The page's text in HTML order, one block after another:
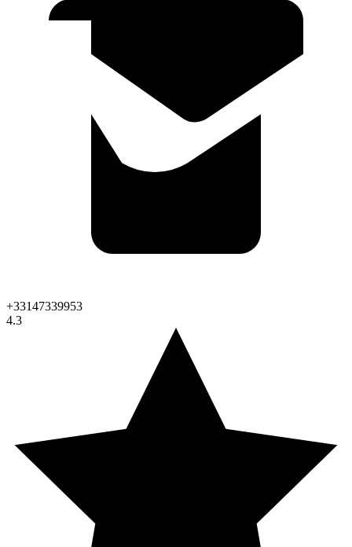
+33147339953
4.3